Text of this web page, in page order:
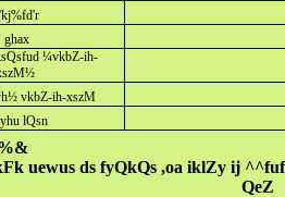
ghax
¼vkbZ-ih-
vkbZ-ih-xszM
lQsn
uewus ds fyQkQs ,oa iklZy ij
QeZ